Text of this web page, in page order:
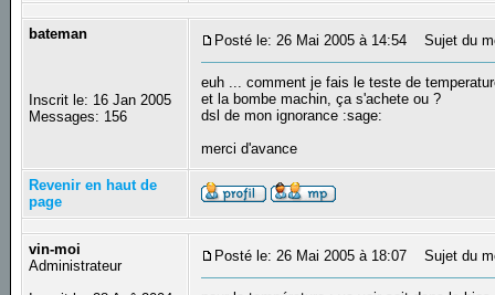
bateman
Inscrit le: 16 Jan 2005
Messages: 156
Posté le: 26 Mai 2005 à 14:54 Sujet du
euh ... comment je fais le teste de
et la bombe machin, ça s'achete ou ?
dsl de mon ignorance :sage:
merci d'avance
Revenir en haut de
page
vin-moi
Administrateur
Posté le: 26 Mai 2005 à 18:07 Sujet du